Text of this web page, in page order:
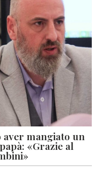
mangiato un
«Grazie al